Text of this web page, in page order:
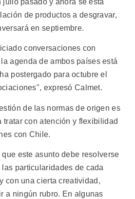
pasado y ahora se está
de productos a desgravar,
en septiembre.
conversaciones con
agenda de ambos países está
postergado para octubre el
expresó Calmet.
de las normas de origen es
tratar con atención y flexibilidad
con Chile.
este asunto debe resolverse
particularidades de cada
con una cierta creatividad,
a ningún rubro. En algunas